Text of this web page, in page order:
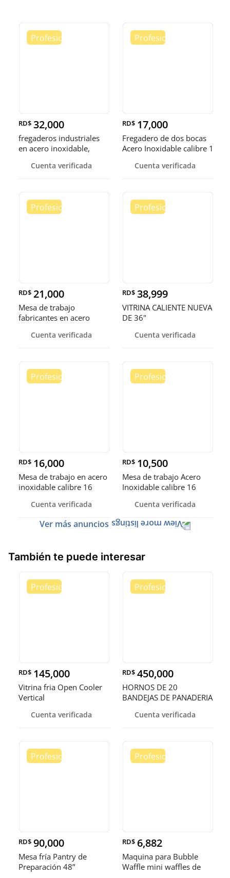
RD$ 32,000
fregaderos industriales
en acero inoxidable,
Cuenta verificada
RD$ 17,000
Fregadero de dos bocas
Acero Inoxidable calibre 1
Cuenta verificada
RD$ 21,000
Mesa de trabajo
fabricantes en acero
Cuenta verificada
RD$ 38,999
VITRINA CALIENTE NUEVA
DE 36"
Cuenta verificada
RD$ 16,000
Mesa de trabajo en acero
inoxidable calibre 16
Cuenta verificada
RD$ 10,500
Mesa de trabajo Acero
Inoxidable calibre 16
Cuenta verificada
Ver más anuncios
También te puede interesar
RD$ 145,000
Vitrina fria Open Cooler
Vertical
Cuenta verificada
RD$ 450,000
HORNOS DE 20
BANDEJAS DE PANADERIA
Cuenta verificada
RD$ 90,000
Mesa fría Pantry de
Preparación 48”
RD$ 6,882
Maquina para Bubble
Waffle mini waffles de